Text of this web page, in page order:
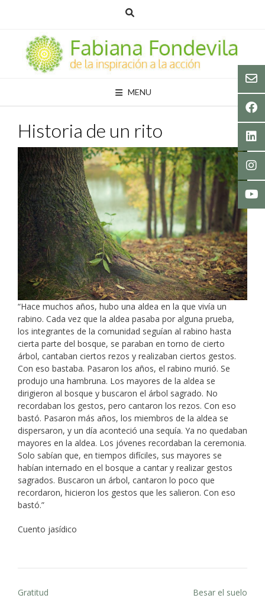
MENU
Historia de un rito
“Hace muchos años, hubo una aldea en la que vivía un
rabino. Cada vez que la aldea pasaba por alguna prueba,
los integrantes de la comunidad seguían al rabino hasta
cierta parte del bosque, se paraban en torno de cierto
árbol, cantaban ciertos rezos y realizaban ciertos gestos.
Con eso bastaba. Pasaron los años, el rabino murió. Se
produjo una hambruna. Los mayores de la aldea se
dirigieron al bosque y buscaron el árbol sagrado. No
recordaban los gestos, pero cantaron los rezos. Con eso
bastó. Pasaron más años, los miembros de la aldea se
dispersaron, y un día aconteció una sequía. Ya no quedaban
mayores en la aldea. Los jóvenes recordaban la ceremonia.
Solo sabían que, en tiempos difíciles, sus mayores se
habían internado en el bosque a cantar y realizar gestos
sagrados. Buscaron un árbol, cantaron lo poco que
recordaron, hicieron los gestos que les salieron. Con eso
bastó.”
Cuento jasídico
Post
Gratitud Besar el suelo